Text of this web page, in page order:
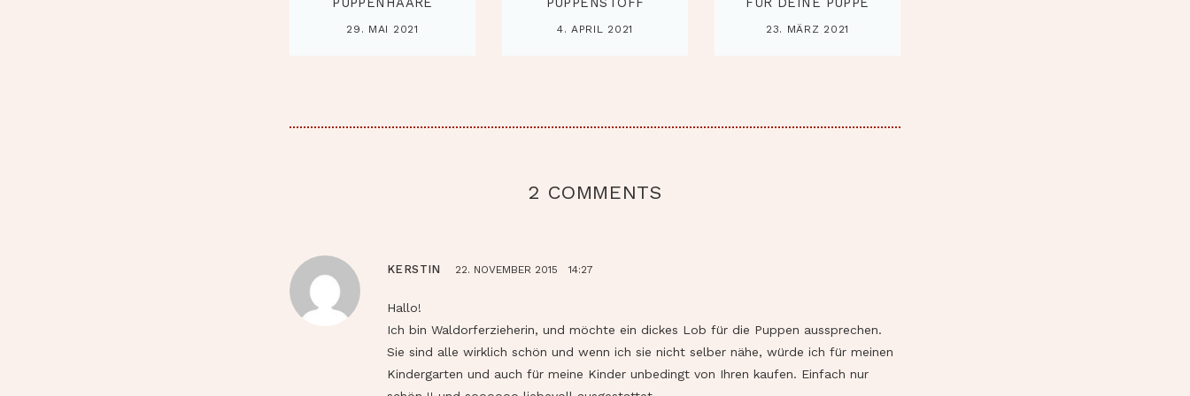
29. MAI 2021 4. APRIL 2021 23. MÄRZ 2021
2 COMMENTS
KERSTIN 22. NOVEMBER 2015 14:27
Hallo!
Ich bin Waldorferzieherin, und möchte ein dickes Lob für die Puppen aussprechen.
Sie sind alle wirklich schön und wenn ich sie nicht selber nähe, würde ich für meinen
Kindergarten und auch für meine Kinder unbedingt von Ihren kaufen. Einfach nur